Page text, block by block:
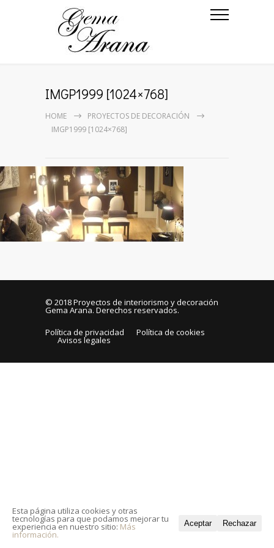
IMGP1999 [1024×768]
HOME
PROYECTOS DE DECORACIÓN
IMGP1999 [1024×768]
© 2018Proyectos de interiorismo y decoración
Gema Arana. Derechos reservados.
Política de privacidad
Política de cookies
Avisos legales
Esta página utiliza cookies y otras
tecnologías para que podamos mejorar tu
experiencia en nuestro sitio: Más
información.
Aceptar Rechazar